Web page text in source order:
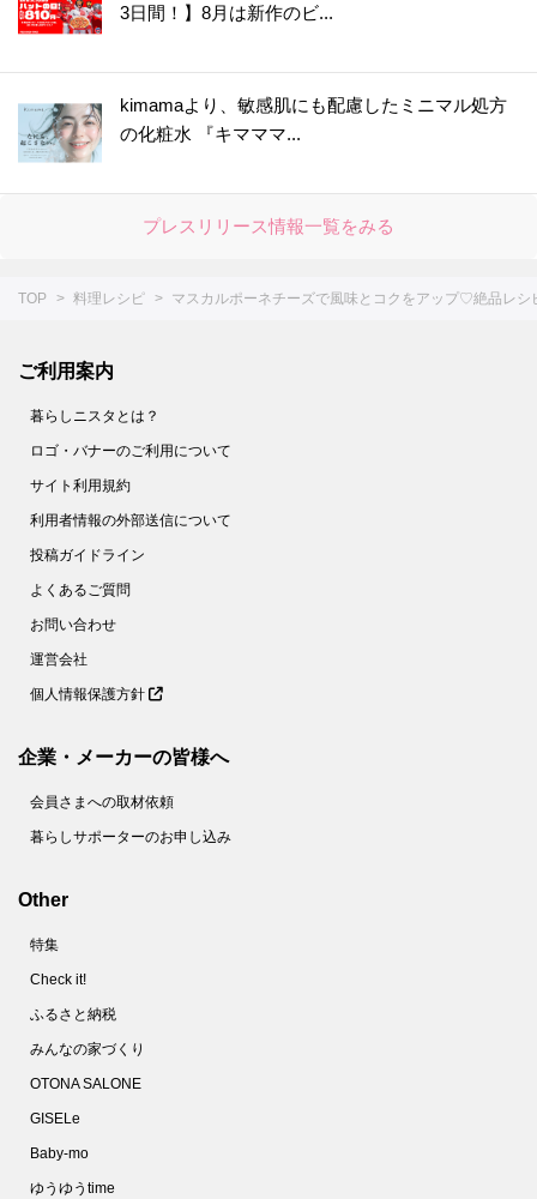
3日間！】8月は新作のビ...
kimamaより、敏感肌にも配慮したミニマル処方
の化粧水 『キマママ...
プレスリリース情報一覧をみる
TOP 料理レシピ マスカルポーネチーズで風味とコクをアップ♡絶品レシ
ご利用案内
暮らしニスタとは？
ロゴ・バナーのご利用について
サイト利用規約
利用者情報の外部送信について
投稿ガイドライン
よくあるご質問
お問い合わせ
運営会社
個人情報保護方針
企業・メーカーの皆様へ
会員さまへの取材依頼
暮らしサポーターのお申し込み
Other
特集
Check it!
ふるさと納税
みんなの家づくり
OTONA SALONE
GISELe
Baby-mo
ゆうゆうtime